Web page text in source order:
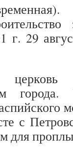
г. 29
города.
с
для